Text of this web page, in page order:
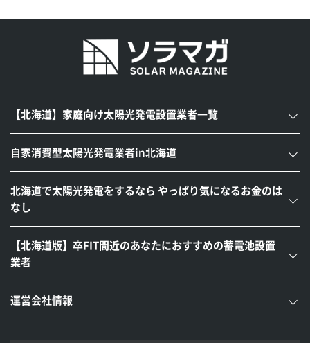
【北海道】家庭向け太陽光発電設置業者一覧
自家消費型太陽光発電業者in北海道
北海道で太陽光発電をするなら やっぱり気になるお金のは
なし
【北海道版】卒FIT間近のあなたにおすすめの蓄電池設置
業者
運営会社情報